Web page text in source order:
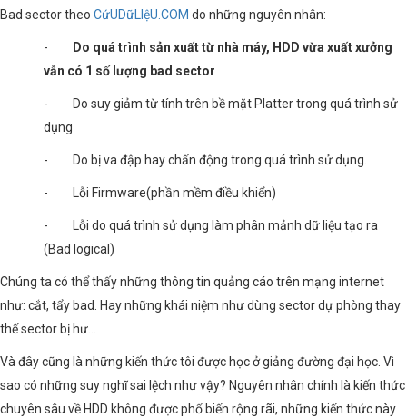
Bad sector theo CứUDữLIệU.COM do những nguyên nhân:
-
Do quá trình sản xuất từ nhà máy, HDD vừa xuất xưởng
vẫn có 1 số lượng bad sector
- Do suy giảm từ tính trên bề mặt Platter trong quá trình sử
dụng
- Do bị va đập hay chấn động trong quá trình sử dụng.
- Lỗi Firmware(phần mềm điều khiển)
- Lỗi do quá trình sử dụng làm phân mảnh dữ liệu tạo ra
(Bad logical)
Chúng ta có thể thấy những thông tin quảng cáo trên mạng internet
như: cắt, tẩy bad. Hay những khái niệm như dùng sector dự phòng thay
thế sector bị hư…
Và đây cũng là những kiến thức tôi được học ở giảng đường đại học. Vì
sao có những suy nghĩ sai lệch như vậy? Nguyên nhân chính là kiến thức
chuyên sâu về HDD không được phổ biến rộng rãi, những kiến thức này